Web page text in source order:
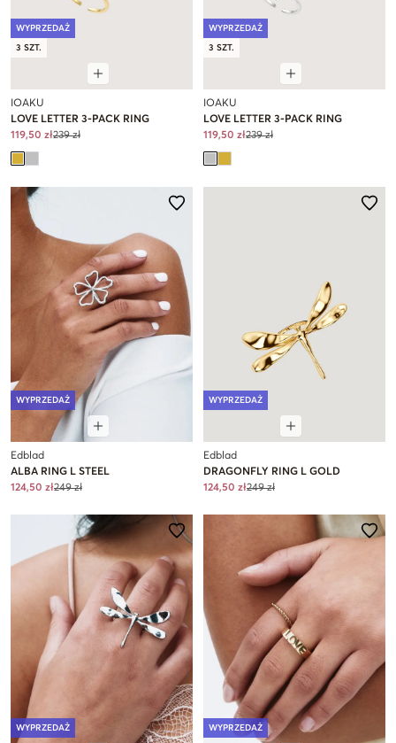
WYPRZEDAŻ
3 SZT.
IOAKU
LOVE LETTER 3-PACK RING
119,50 zł239 zł
WYPRZEDAŻ
3 SZT.
IOAKU
LOVE LETTER 3-PACK RING
119,50 zł239 zł
WYPRZEDAŻ
Edblad
ALBA RING L STEEL
124,50 zł249 zł
WYPRZEDAŻ
Edblad
DRAGONFLY RING L GOLD
124,50 zł249 zł
WYPRZEDAŻ WYPRZEDAŻ